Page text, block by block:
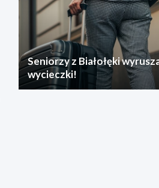
Seniorzy z Białołęki
wycieczki!